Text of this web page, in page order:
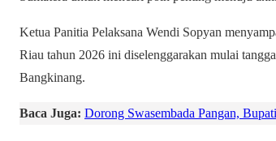
Ketua Panitia Pelaksana Wendi Sopyan
Riau tahun 2026 ini diselenggarakan mulai
Bangkinang.
Baca Juga: Dorong Swasembada Pangan,